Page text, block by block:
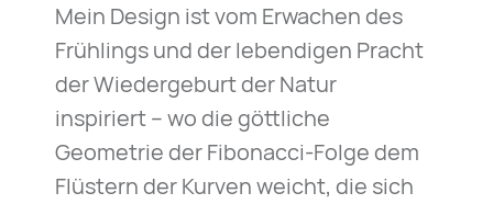
Mein Design ist vom Erwachen des
Frühlings und der lebendigen Pracht
der Wiedergeburt der Natur
inspiriert – wo die göttliche
Geometrie der Fibonacci-Folge dem
Flüstern der Kurven weicht, die sich